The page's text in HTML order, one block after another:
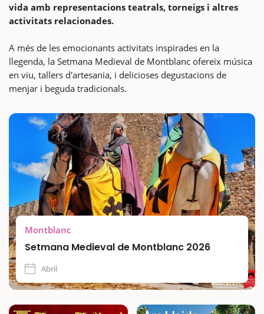
vida amb representacions teatrals, torneigs i altres
activitats relacionades.
A més de les emocionants activitats inspirades en la
llegenda, la Setmana Medieval de Montblanc ofereix música
en viu, tallers d'artesania, i delicioses degustacions de
menjar i beguda tradicionals.
Montblanc
Setmana Medieval de Montblanc 2026
Abril